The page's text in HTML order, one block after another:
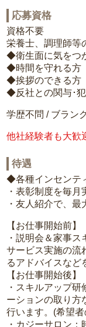
応募資格
資格不要
栄養士、調理師等
◆衛生面に気をつ
◆時間を守れる方
◆挨拶のできる方
◆反社との関与･
学歴不問 / ブラン
他社経験者も大歓
待遇
◆各種インセンテ
・表彰制度を毎月
・友人紹介で、
【お仕事開始前】
・説明会＆家事ス
サービス実施の流
るアドバイスなど
【お仕事開始後】
・スキルアップ
ーションの取り方
行います。(希望
・カジーサロン